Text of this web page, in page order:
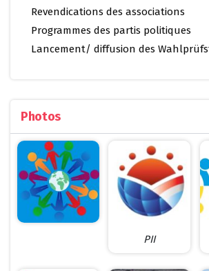
Revendications des associations
Programmes des partis politiques
Lancement/ diffusion des
Photos
PII